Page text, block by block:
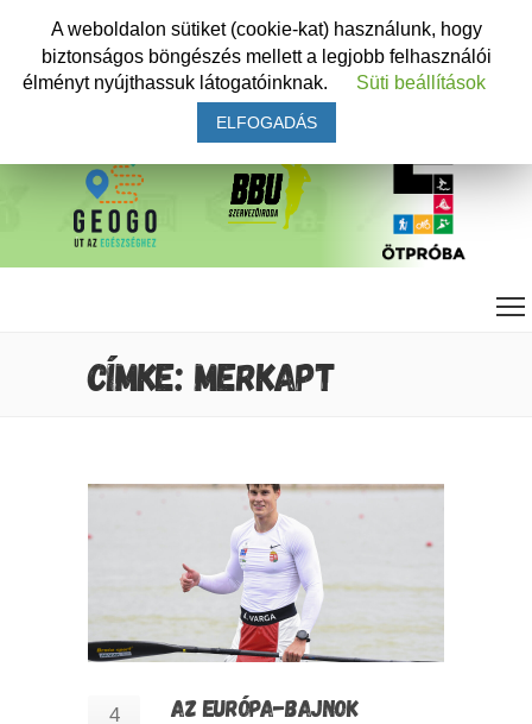
CÍMKE: MERKAPT
4
AZ EURÓPA-BAJNOK
A weboldalon sütiket (cookie-kat) használunk, hogy
biztonságos böngészés mellett a legjobb felhasználói
élményt nyújthassuk látogatóinknak.
Süti beállítások
ELFOGADÁS